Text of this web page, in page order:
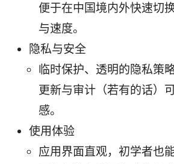
便于在中国境内外快速切
与速度。
隐私与安全
临时保护、透明的隐私策
更新与审计（若有的话）
感。
使用体验
应用界面直观，初学者也